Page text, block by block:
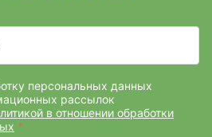
персональных данных
рассылок
в отношении обработки
*